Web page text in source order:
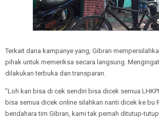
Terkait dana kampanye yang, Gibran
pihak untuk memeriksa secara langsung.
dilakukan terbuka dan transparan.
"Loh kan bisa di cek sendiri bisa dicek semua
bisa semua dicek online silahkan nanti dicek ke bu
bendahara tim Gibran, kami tak pernah ditutup-